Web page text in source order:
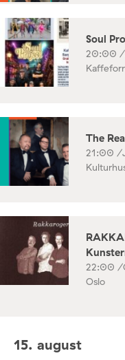
Soul
20:00 /
The
21:00 /
22:00 /
Oslo
15. august